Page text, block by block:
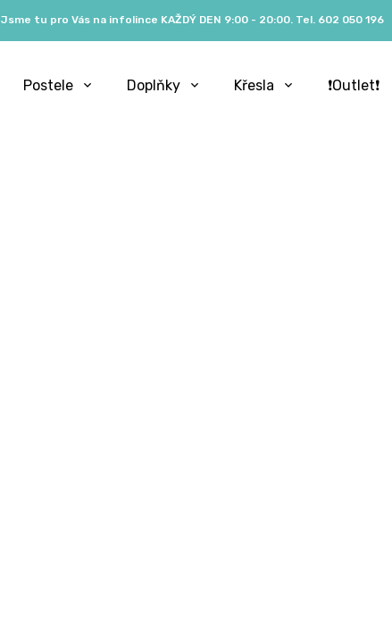
Jsme tu pro Vás na infolince KAŽDÝ DEN 9:00 - 20:00. Tel. 602 050 196
Postele Doplňky Křesla ❗️Outlet❗️